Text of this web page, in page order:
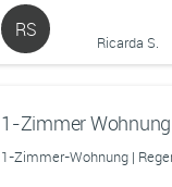
RS
Ricarda S.
1-Zimmer
1-Zimmer-Wohnung |